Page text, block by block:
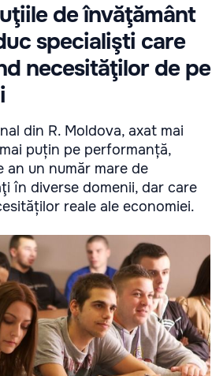
de învăţământ
specialişti care
necesităţilor de pe
din R. Moldova, axat mai
puțin pe performanță,
an un număr mare de
în diverse domenii, dar care
reale ale economiei.